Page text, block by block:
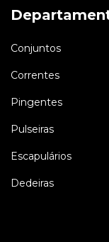
Conjuntos
Correntes
Pingentes
Pulseiras
Escapulários
Dedeiras